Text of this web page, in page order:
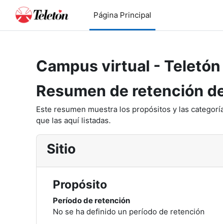
Salta al contenido principal
Página Principal
Campus virtual - Teletón
Resumen de retención
Este resumen muestra los propósitos y las
que las aquí listadas.
Sitio
Propósito
Período de retención
No se ha definido un período de retención